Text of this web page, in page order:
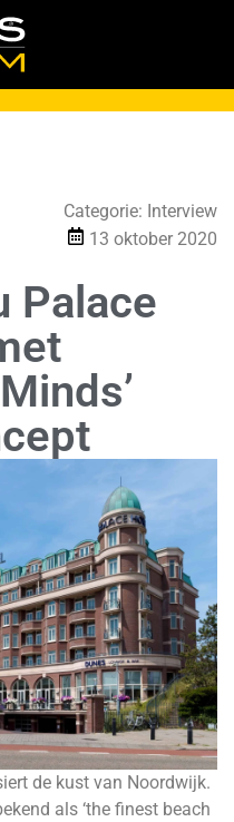
Categorie: Interview
13 oktober 2020
Palace
de kust van Noordwijk.
als ‘the finest beach